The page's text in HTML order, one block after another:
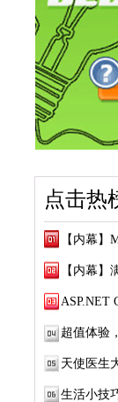
点击热
【内幕】
【内幕】
ASP.NET
超值体验
天使医生
生活小技